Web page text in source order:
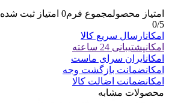
امتیاز محصولمجموع فرم0 امتیاز ثبت شده
0/5
امکانارسال سریع کالا
امکانپشتیبانی 24 ساعته
امکانایران سرای ماست
امکانضمانت بازگشت وجه
امکانضمانت اضالت کالا
محصولات مشابه